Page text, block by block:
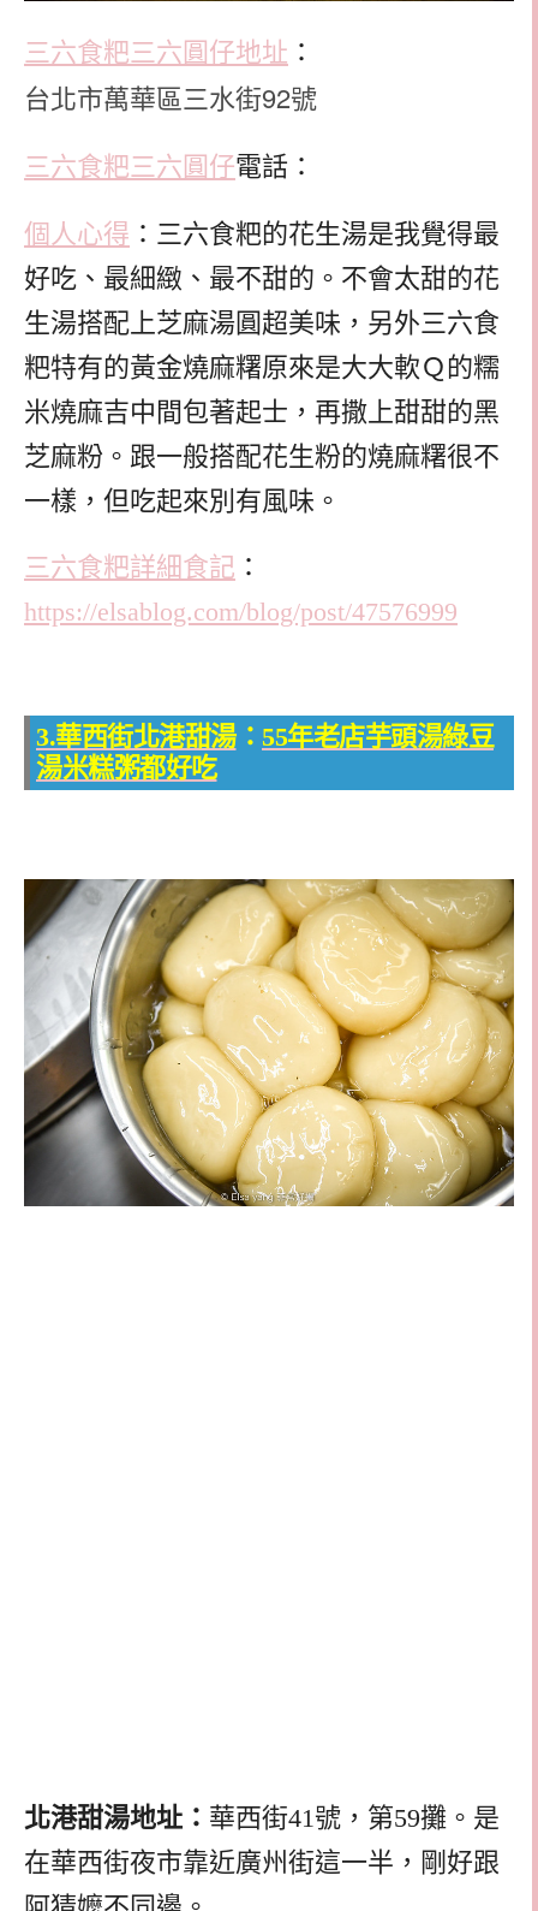
三六食粑三六圓仔地址 ：
台北市萬華區三水街92號
三六食粑三六圓仔電話：
個人心得 ：三六食粑的花生湯是我覺得最
好吃、最細緻、最不甜的。不會太甜的花
生湯搭配上芝麻湯圓超美味，另外三六食
粑特有的黃金燒麻糬原來是大大軟Ｑ的糯
米燒麻吉中間包著起士，再撒上甜甜的黑
芝麻粉。跟一般搭配花生粉的燒麻糬很不
一樣，但吃起來別有風味。
三六食粑詳細食記 ：
https://elsablog.com/blog/post/47576999
3.華西街北港甜湯： 55年老店芋頭湯綠豆
湯米糕粥都好吃
北港甜湯地址： 華西街41號，第59攤。是
在華西街夜市靠近廣州街這一半，剛好跟